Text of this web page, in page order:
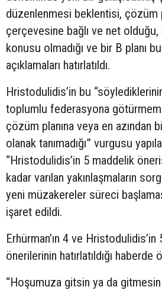
düzenlenmesi beklentisi, çözüm
çerçevesine bağlı ve net
konusu olmadığı ve bir B planı
açıklamaları hatırlatıldı.
Hristodulidis’in bu
toplumlu federasyona
çözüm planına veya en azından
olanak tanımadığı” vurgusu
“Hristodulidis’in 5 maddelik
kadar varılan yakınlaşmaların
yeni müzakereler süreci
işaret edildi.
Erhürman’ın 4 ve
önerilerinin hatırlatıldığı haberde
“Hoşumuza gitsin ya da gitmesin